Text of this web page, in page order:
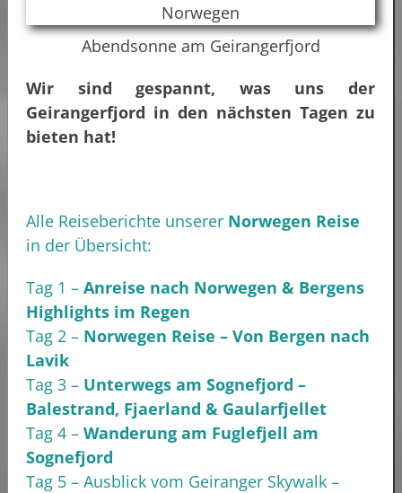
Abendsonne am Geirangerfjord
Wir sind gespannt, was uns der
Geirangerfjord in den nächsten Tagen zu
bieten hat!
Alle Reiseberichte unserer Norwegen Reise
in der Übersicht:
Tag 1 – Anreise nach Norwegen & Bergens
Highlights im Regen
Tag 2 – Norwegen Reise – Von Bergen nach
Lavik
Tag 3 – Unterwegs am Sognefjord –
Balestrand, Fjaerland & Gaularfjellet
Tag 4 – Wanderung am Fuglefjell am
Sognefjord
Tag 5 – Ausblick vom Geiranger Skywalk –